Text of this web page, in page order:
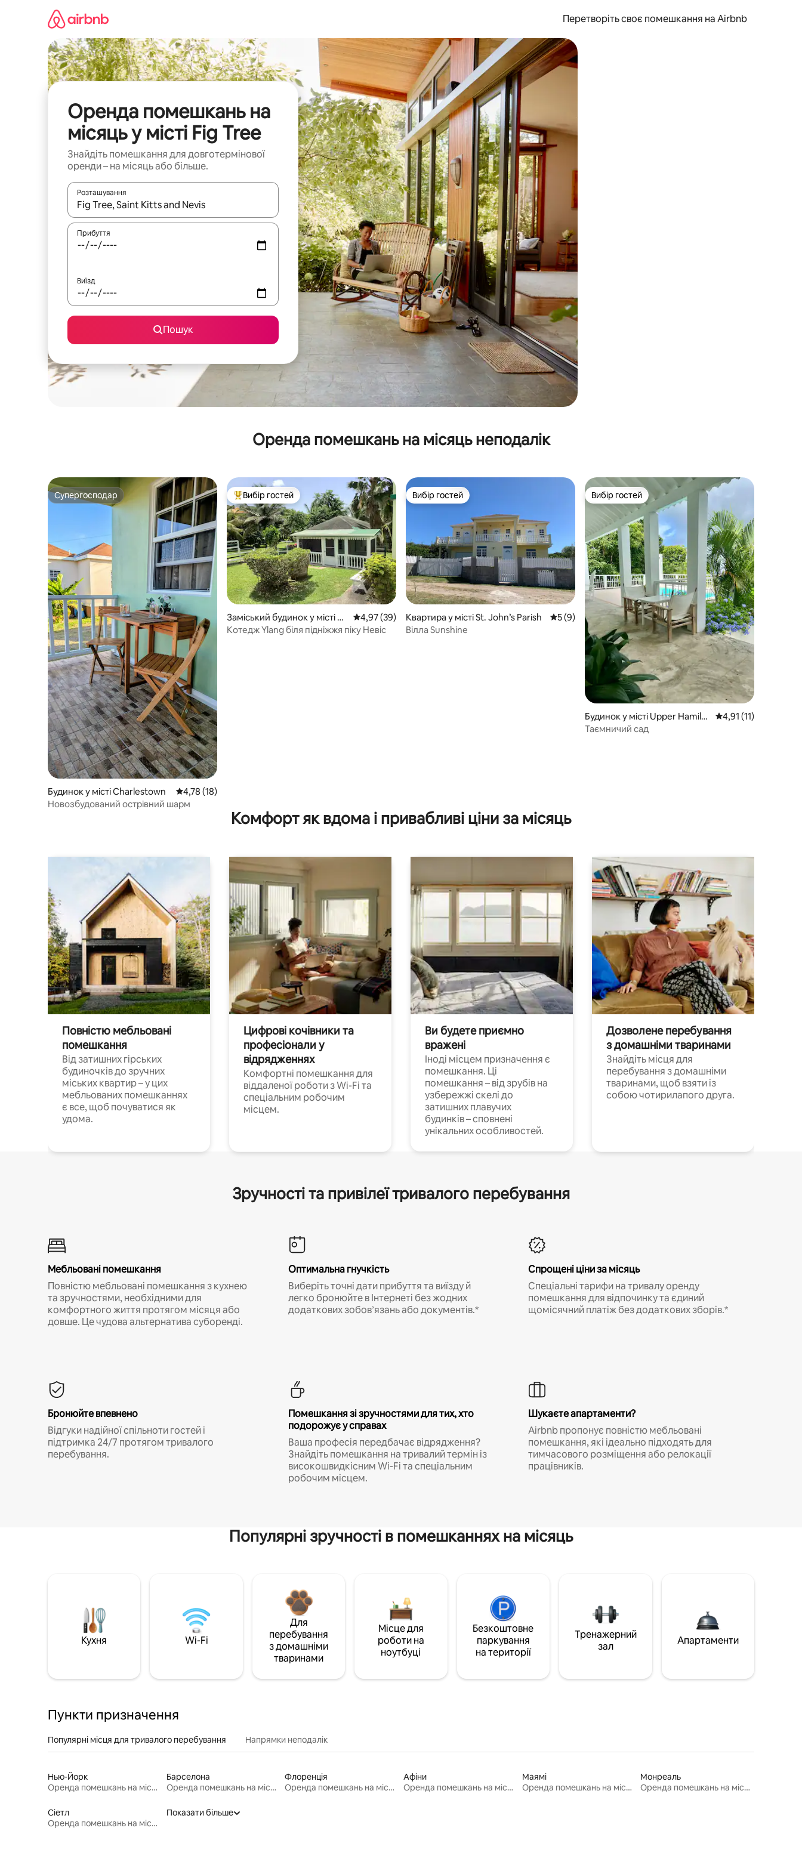
Перетворіть своє помешкання на Airbnb
Оренда помешкань на
місяць у місті Fig Tree
Знайдіть помешкання для довготермінової
оренди – на місяць або більше.
Розташування
Отримавши результати пошуку, використовуйте для навігації сторінкою клавіші зі стрілками вгору та вниз або жести дотику та гортання.
Прибуття
Виїзд
Пошук
Оренда помешкань на місяць неподалік
Супергосподар
Супергосподар
Будинок у місті Charlestown Середня оцінка: 4,78 з 5, відгуки: 18
4,78 (18)
Новозбудований острівний шарм
Топ вибір гостей
Вибір гостей
Заміський будинок у місті N
evis
Середня оцінка: 4,97 з 5, відгуки: 39
4,97 (39)
Котедж Ylang біля підніжжя піку Невіс
Вибір гостей
Вибір гостей
Квартира у місті St. John’s Parish Середня оцінка: 5 з 5, відгуки: 9
5 (9)
Вілла Sunshine
Вибір гостей
Вибір гостей
Будинок у місті Upper Hamilto
n
Середня оцінка: 4,91
4,91 (11)
Таємничий сад
Комфорт як вдома і привабливі ціни за місяць
Повністю мебльовані
помешкання
Від затишних гірських
будиночків до зручних
міських квартир – у цих
мебльованих помешканнях
є все, щоб почуватися як
удома.
Цифрові кочівники та
професіонали у
відрядженнях
Комфортні помешкання для
віддаленої роботи з Wi-Fi та
спеціальним робочим
місцем.
Ви будете приємно
вражені
Іноді місцем призначення є
помешкання. Ці
помешкання – від зрубів на
узбережжі скелі до
затишних плавучих
будинків – сповнені
унікальних особливостей.
Дозволене перебування
з домашніми тваринами
Знайдіть місця для
перебування з домашніми
тваринами, щоб взяти із
собою чотирилапого друга.
Зручності та привілеї тривалого перебування
Мебльовані помешкання
Повністю мебльовані помешкання з кухнею
та зручностями, необхідними для
комфортного життя протягом місяця або
довше. Це чудова альтернатива суборенді.
Оптимальна гнучкість
Виберіть точні дати прибуття та виїзду й
легко бронюйте в Інтернеті без жодних
додаткових зобов’язань або документів.*
Спрощені ціни за місяць
Спеціальні тарифи на тривалу оренду
помешкання для відпочинку та єдиний
щомісячний платіж без додаткових зборів.*
Бронюйте впевнено
Відгуки надійної спільноти гостей і
підтримка 24/7 протягом тривалого
перебування.
Помешкання зі зручностями для тих, хто
подорожує у справах
Ваша професія передбачає відрядження?
Знайдіть помешкання на тривалий термін із
високошвидкісним Wi-Fi та спеціальним
робочим місцем.
Шукаєте апартаменти?
Airbnb пропонує повністю мебльовані
помешкання, які ідеально підходять для
тимчасового розміщення або релокації
працівників.
Популярні зручності в помешканнях на місяць
Кухня Wi-Fi
Для
перебування
з домашніми
тваринами
Місце для
роботи на
ноутбуці
Безкоштовне
паркування
на території
Тренажерний
зал
Апартаменти
Пункти призначення
Популярні місця для тривалого перебування Напрямки неподалік
Нью-Йорк
Оренда помешкань на місяць
Барселона
Оренда помешкань на місяць
Флоренція
Оренда помешкань на місяць
Афіни
Оренда помешкань на місяць
Маямі
Оренда помешкань на місяць
Монреаль
Оренда помешкань на місяць
Сіетл
Оренда помешкань на місяць
Показати більше